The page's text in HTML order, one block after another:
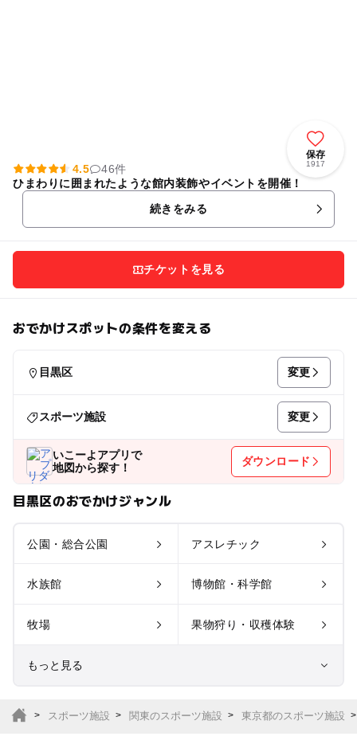
保存
1917
4.5
46件
ひまわりに囲まれたような館内装飾やイベントを開催！
続きをみる
チケットを見る
おでかけスポットの条件を変える
目黒区 変更
スポーツ施設 変更
いこーよアプリで
地図から探す！
ダウンロード
目黒区のおでかけジャンル
公園・総合公園 アスレチック
水族館 博物館・科学館
牧場 果物狩り・収穫体験
もっと見る
スポーツ施設 関東のスポーツ施設 東京都のスポーツ施設